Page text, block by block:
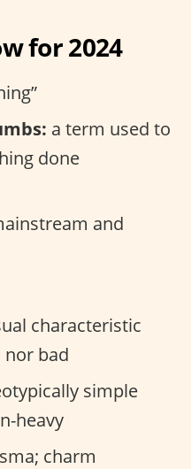
for 2024
a term used to
done
and
characteristic
bad
simple
heavy
charm